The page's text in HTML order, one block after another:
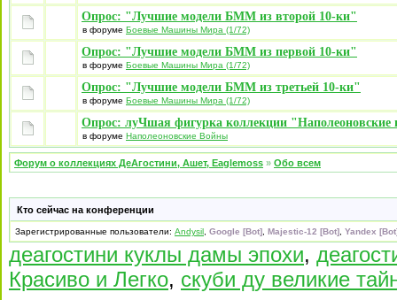
Опрос: "Лучшие модели БММ из второй 10-ки"
в форуме Боевые Машины Мира (1/72)
Опрос: "Лучшие модели БММ из первой 10-ки"
в форуме Боевые Машины Мира (1/72)
Опрос: "Лучшие модели БММ из третьей 10-ки"
в форуме Боевые Машины Мира (1/72)
Опрос: луЧшая фигурка коллекции
в форуме Наполеоновские Войны
Форум о коллекциях ДеАгостини, Ашет, Eaglemoss » Обо всем
Кто сейчас на конференции
Зарегистрированные пользователи: Andysil Google [Bot] Majestic-12 [Bot] Yandex
деагостини куклы дамы эпохи,
Красиво и Легко, скуби ду великие